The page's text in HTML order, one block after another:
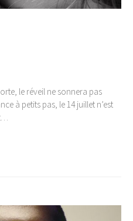
le réveil ne sonnera pas
à petits pas, le 14 juillet n’est